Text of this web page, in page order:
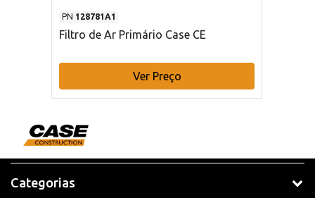
PN 128781A1
Filtro de Ar Primário Case CE
Ver Preço
Categorias